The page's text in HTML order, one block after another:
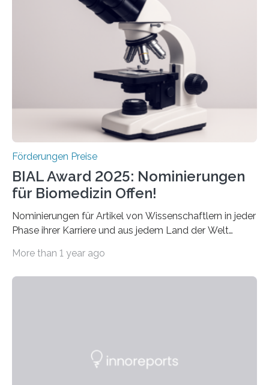
Betroffenen zu verbessern. Dazu schreibt sie auch in
diesem Jahr wieder deutschlandweit den Hentschel-
Preis aus. Er richtet sich gezielt an jüngere
Forscherinnen und Forscher unter 40 Jahren. Geehrt
werden soll eine herausragende Doktorarbeit oder eine
hochrangige wissenschaftliche Publikation zum Thema
Förderungen Preise
BIAL Award 2025: Nominierungen
für Biomedizin Offen!
Nominierungen für Artikel von Wissenschaftlern in jeder
Phase ihrer Karriere und aus jedem Land der Welt
Leben gerufen, um die bemerkenswertesten
Foundation, des BIAL Award in Biomedicine ist in
More than 1 year ago